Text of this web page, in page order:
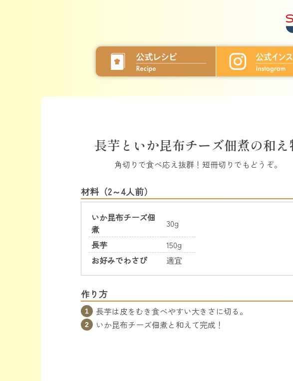
長芋といか昆布チーズ佃煮の和え
角切りで食べ応え抜群！短冊切りでもどうぞ。
材料（2～4人前）
いか昆布チーズ佃
煮
30g
長芋
150g
お好みでわさび
適宜
作り方
長芋は皮をむき食べやすい大きさに切る。
いか昆布チーズ佃煮と和えて完成！